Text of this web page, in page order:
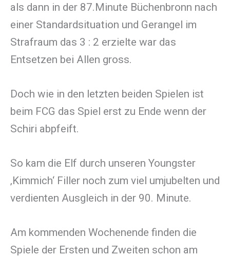
als dann in der 87.Minute Büchenbronn nach
einer Standardsituation und Gerangel im
Strafraum das 3 : 2 erzielte war das
Entsetzen bei Allen gross.
Doch wie in den letzten beiden Spielen ist
beim FCG das Spiel erst zu Ende wenn der
Schiri abpfeift.
So kam die Elf durch unseren Youngster
‚Kimmich‘ Filler noch zum viel umjubelten und
verdienten Ausgleich in der 90. Minute.
Am kommenden Wochenende finden die
Spiele der Ersten und Zweiten schon am